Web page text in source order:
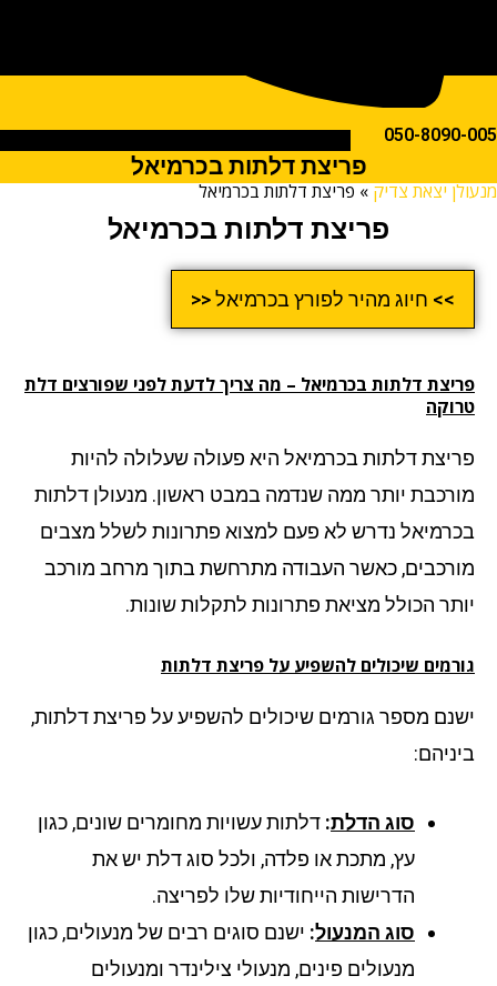
050-
פריצת דלתות בכרמיאל
יצאת צדיק»פריצת דלתות בכרמיאל
פריצת דלתות בכרמיאל
>> חיוג מהיר לפורץ בכרמיאל <<
דלתות בכרמיאל– מה צריך לדעת לפני שפורצים דלת
דלתות בכרמיאל היא פעולה שעלולה להיות
יותר ממה שנדמה במבט ראשון. מנעולן דלתות
נדרש לא פעם למצוא פתרונות לשלל מצבים
כאשר העבודה מתרחשת בתוך מרחב מורכב
הכולל מציאת פתרונות לתקלות שונות.
שיכולים להשפיע על פריצת דלתות
מספר גורמים שיכולים להשפיע על פריצת דלתות,
סוג הדלת:דלתות עשויות מחומרים שונים, כגון
עץ, מתכת או פלדה, ולכל סוג דלת יש את
הדרישות הייחודיות שלו לפריצה.
סוג המנעול:ישנם סוגים רבים של מנעולים, כגון
מנעולים פינים, מנעולי צילינדר ומנעולים